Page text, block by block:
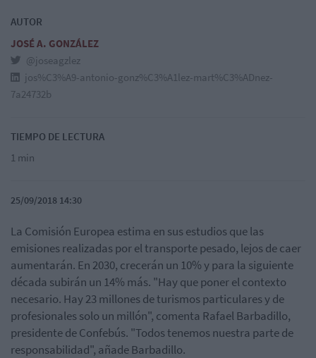
AUTOR
JOSÉ A. GONZÁLEZ
@joseagzlez
jos%C3%A9-antonio-gonz%C3%A1lez-mart%C3%ADnez-
7a24732b
TIEMPO DE LECTURA
1 min
25/09/2018 14:30
La Comisión Europea estima en sus estudios que las
emisiones realizadas por el transporte pesado, lejos de caer
aumentarán. En 2030, crecerán un 10% y para la siguiente
década subirán un 14% más. "Hay que poner el contexto
necesario. Hay 23 millones de turismos particulares y de
profesionales solo un millón", comenta Rafael Barbadillo,
presidente de Confebús. "Todos tenemos nuestra parte de
responsabilidad", añade Barbadillo.